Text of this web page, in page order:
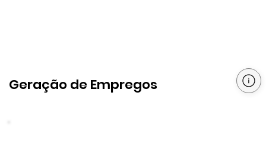
Geração de Empregos